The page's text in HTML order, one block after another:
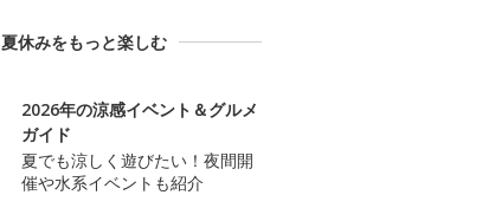
夏休みをもっと楽しむ
2026年の涼感イベント＆グルメ
ガイド
夏でも涼しく遊びたい！夜間開
催や水系イベントも紹介